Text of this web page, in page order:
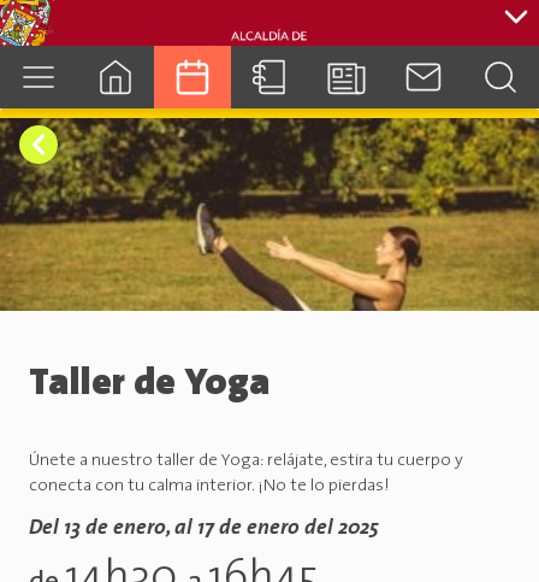
cuenca.gob.ec
Taller de Yoga
Únete a nuestro taller de Yoga: relájate, estira tu cuerpo y
conecta con tu calma interior. ¡No te lo pierdas!
Del 13 de enero, al 17 de enero del 2025